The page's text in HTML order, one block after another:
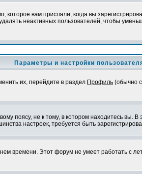
вам прислали, когда вы
неактивных пользователей, чтобы
Параметры и настройки
их, перейдите в раздел Профиль (обычно
поясу, не к тому, в котором находитесь вы.
настроек, требуется быть
времени. Этот форум не умеет работать с